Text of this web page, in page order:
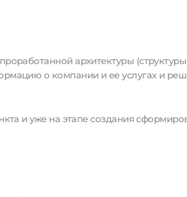
архитектуры
о компании и ее услугах и
и уже на этапе создания